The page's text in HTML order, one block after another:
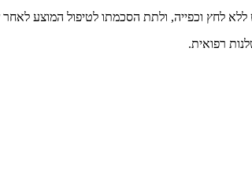
לחץ וכפייה, ולתת הסכמתו לטיפול המוצע
רפואית.